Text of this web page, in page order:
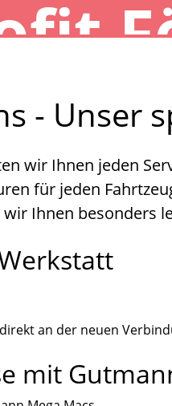
- Unser
wir Ihnen jeden
für jeden
Ihnen besonders
an der neuen
mit